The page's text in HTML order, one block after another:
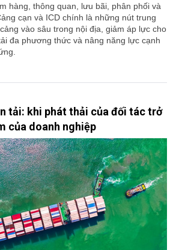
hàng, thông quan, lưu bãi, phân phối và
cạn và ICD chính là những nút trung
vào sâu trong nội địa, giảm áp lực cho
đa phương thức và nâng năng lực cạnh
tải: khi phát thải của đối tác trở
của doanh nghiệp